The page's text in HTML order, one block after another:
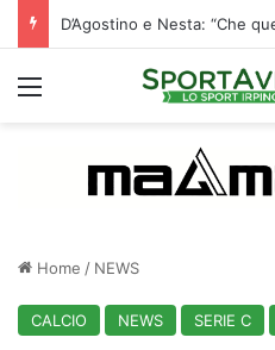
Menu
Home / NEWS
CALCIO NEWS SERIE C